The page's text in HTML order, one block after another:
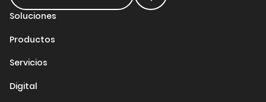
Soluciones
Productos
Servicios
Digital